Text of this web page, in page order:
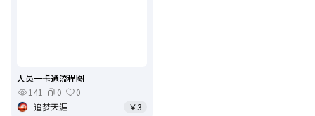
人员一卡通流程图
141
0
0
追梦天涯
￥3